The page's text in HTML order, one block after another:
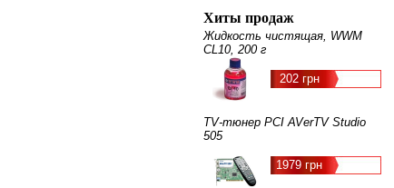
Хиты продаж
Жидкость чистящая, WWM
CL10, 200 г
202 грн
TV-тюнер PCI AVerTV Studio
505
1979 грн